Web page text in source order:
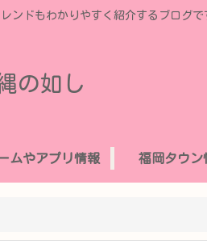
ンドもわかりやすく紹介するブログで
の如し
ムやアプリ情報 福岡タウン